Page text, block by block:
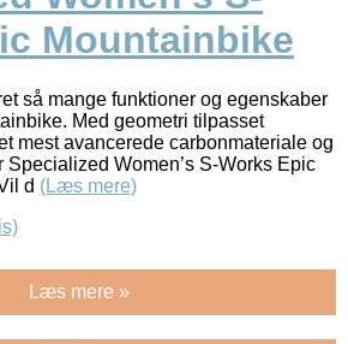
Mountainbike
så mange funktioner og egenskaber
Med geometri tilpasset
mest avancerede carbonmateriale og
Specialized Women’s S-Works Epic
d (Læs mere)
Læs mere »